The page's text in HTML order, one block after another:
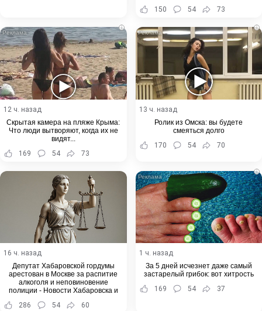
150
54 73
i
12 ч. назад
Скрытая камера на пляже Крыма:
Что люди вытворяют, когда их не
видят...
169
54 73
i
13 ч. назад
Ролик из Омска: вы будете
смеяться долго
170
54 70
16 ч. назад
Депутат Хабаровской гордумы
арестован в Москве за распитие
алкоголя и неповиновение
полиции - Новости Хабаровска и
286 54 60
i
1 ч. назад
За 5 дней исчезнет даже самый
застарелый грибок: вот хитрость
169
54 37